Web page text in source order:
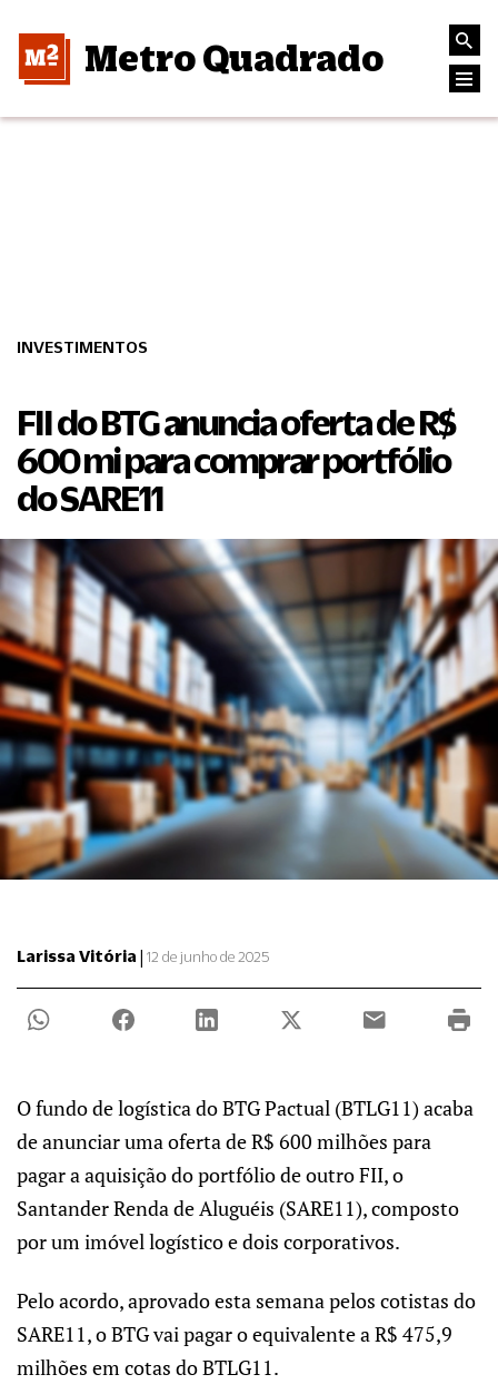
Metro Quadrado
INVESTIMENTOS
FII do BTG anuncia oferta de R$
600 mi para comprar portfólio
do SARE11
Larissa Vitória | 12 de junho de 2025
O fundo de logística do BTG Pactual (BTLG11) acaba
de anunciar uma oferta de R$ 600 milhões para
pagar a aquisição do portfólio de outro FII, o
Santander Renda de Aluguéis (SARE11), composto
por um imóvel logístico e dois corporativos.
Pelo acordo, aprovado esta semana pelos cotistas do
SARE11, o BTG vai pagar o equivalente a R$ 475,9
milhões em cotas do BTLG11.